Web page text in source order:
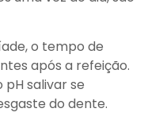
o tempo de
após a refeição.
pH salivar se
do dente.